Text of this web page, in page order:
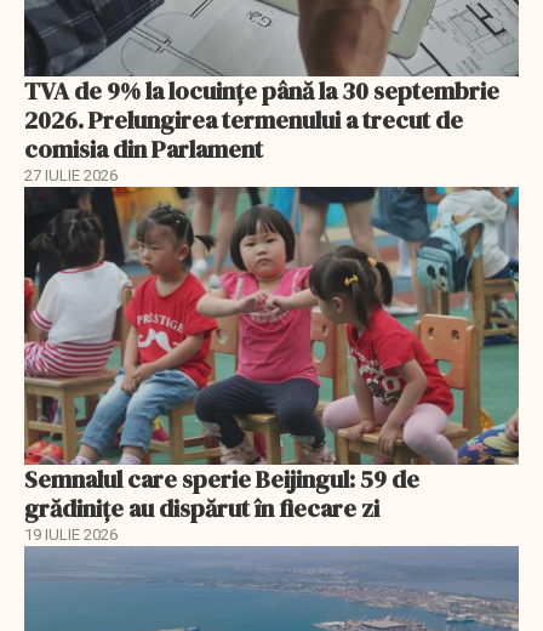
TVA de 9% la locuințe până la 30 septembrie
2026. Prelungirea termenului a trecut de
comisia din Parlament
27 IULIE 2026
Semnalul care sperie Beijingul: 59 de
grădinițe au dispărut în fiecare zi
19 IULIE 2026